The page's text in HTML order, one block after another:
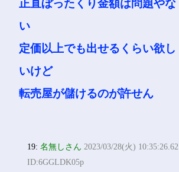
正直ぼったくり金額は問題やな
い
定価以上でも出せるくらい欲し
いけど
転売屋が儲けるのが許せん
19:名無しさん 2023/03/28(火) 10:35:26.62
ID:6GGLDK05p